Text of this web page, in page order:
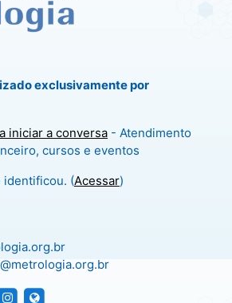
exclusivamente por
iniciar a conversa - Atendimento
cursos e eventos
identificou. (Acessar)
metrologiasbm
br.linkedin.com/company/sociedade-
facebook.com/metrologiasbm
http://instagram.com/metrologiasbm